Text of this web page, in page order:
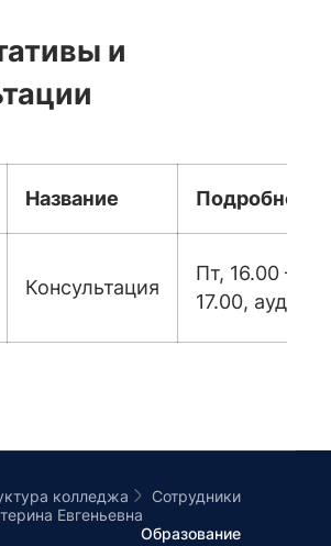
и
Название Подробности
Консультация
Пт, 16.00 –
17.00, ауд. 107
колледжа
Сотрудники
Евгеньевна
Образование